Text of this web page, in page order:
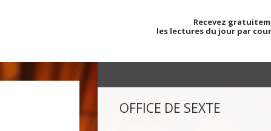
Recevez
les lectures du jour par
OFFICE DE SEXTE